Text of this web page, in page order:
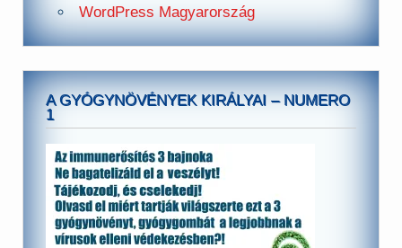
WordPress Magyarország
A GYÓGYNÖVÉNYEK KIRÁLYAI – NUMERO
1